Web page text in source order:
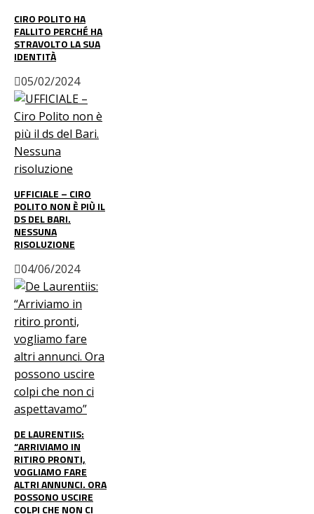
CIRO POLITO HA
FALLITO PERCHÉ HA
STRAVOLTO LA SUA
IDENTITÀ
05/02/2024
UFFICIALE – CIRO
POLITO NON È PIÙ IL
DS DEL BARI.
NESSUNA
RISOLUZIONE
04/06/2024
DE LAURENTIIS:
“ARRIVIAMO IN
RITIRO PRONTI,
VOGLIAMO FARE
ALTRI ANNUNCI. ORA
POSSONO USCIRE
COLPI CHE NON CI